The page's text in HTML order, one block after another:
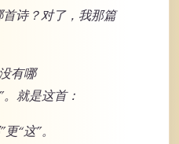
诗？对了，我那篇
有哪
。就是这首：
“这”。